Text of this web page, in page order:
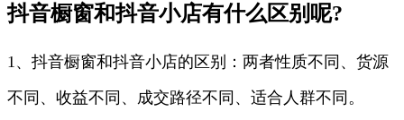
抖音橱窗和抖音小店有什么区别呢?
1、抖音橱窗和抖音小店的区别：两者性质不同、货源
不同、收益不同、成交路径不同、适合人群不同。